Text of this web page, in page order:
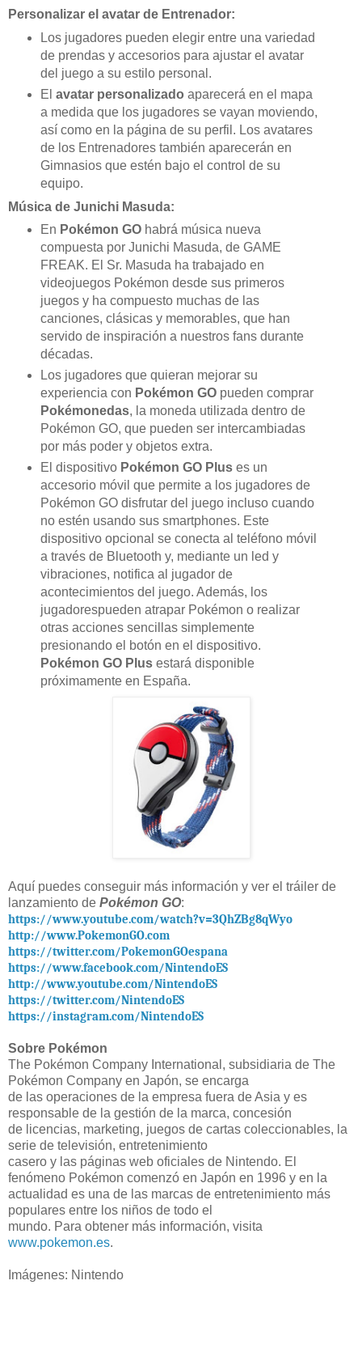
Personalizar el avatar de Entrenador:
Los jugadores pueden elegir entre una variedad
de prendas y accesorios para ajustar el avatar
del juego a su estilo personal.
El avatar personalizado aparecerá en el mapa
a medida que los jugadores se vayan moviendo,
así como en la página de su perfil. Los avatares
de los Entrenadores también aparecerán en
Gimnasios que estén bajo el control de su
equipo.
Música de Junichi Masuda:
En Pokémon GOhabrá música nueva
compuesta por Junichi Masuda, de GAME
FREAK. El Sr. Masuda ha trabajado en
videojuegos Pokémon desde sus primeros
juegos y ha compuesto muchas de las
canciones, clásicas y memorables, que han
servido de inspiración a nuestros fans durante
décadas.
Los jugadores que quieran mejorar su
experiencia con Pokémon GOpueden comprar
Pokémonedas, la moneda utilizada dentro de
Pokémon GO, que pueden ser intercambiadas
por más poder y objetos extra.
El dispositivo Pokémon GO Pluses un
accesorio móvil que permite a los jugadores de
Pokémon GO disfrutar del juego incluso cuando
no estén usando sus smartphones. Este
dispositivo opcional se conecta al teléfono móvil
a través de Bluetooth y, mediante un led y
vibraciones, notifica al jugador de
acontecimientos del juego. Además, los
jugadorespueden atrapar Pokémon o realizar
otras acciones sencillas simplemente
presionando el botón en el dispositivo.
Pokémon GO Plusestará disponible
próximamente en España.
Aquí puedes conseguir más información y ver el tráiler de
lanzamiento de Pokémon GO:
https://www.youtube.com/watch?v=3QhZBg8qWyo
http://www.PokemonGO.com
https://twitter.com/PokemonGOespana
https://www.facebook.com/NintendoES
http://www.youtube.com/NintendoES
https://twitter.com/NintendoES
https://instagram.com/NintendoES
Sobre Pokémon
The Pokémon Company International, subsidiaria de The
Pokémon Company en Japón, se encarga
de las operaciones de la empresa fuera de Asia y es
responsable de la gestión de la marca, concesión
de licencias, marketing, juegos de cartas coleccionables, la
serie de televisión, entretenimiento
casero y las páginas web oficiales de Nintendo. El
fenómeno Pokémon comenzó en Japón en 1996 y en la
actualidad es una de las marcas de entretenimiento más
populares entre los niños de todo el
mundo. Para obtener más información, visita
www.pokemon.es.
Imágenes: Nintendo